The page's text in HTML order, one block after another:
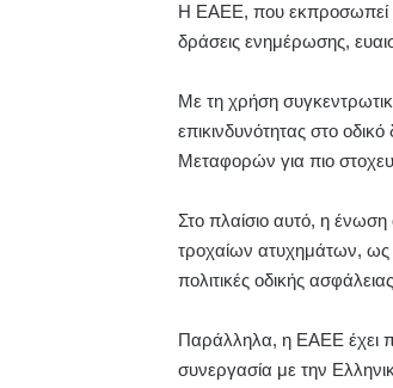
Η ΕΑΕΕ, που εκπροσωπεί
δράσεις ενημέρωσης,
Με τη χρήση
επικινδυνότητας στο
Μεταφορών για πιο
Στο πλαίσιο αυτό, η
τροχαίων ατυχημάτων, ως
πολιτικές οδικής
Παράλληλα, η ΕΑΕΕ έχει
συνεργασία με την